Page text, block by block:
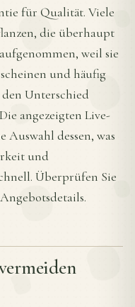
für Qualität. Viele
die überhaupt
weil sie
und häufig
Unterschied
angezeigten Live-
Auswahl dessen, was
und
Überprüfen Sie